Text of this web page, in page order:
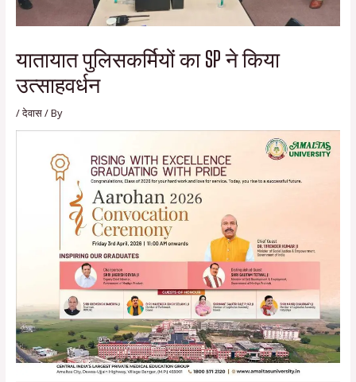
यातायात पुलिसकर्मियों का SP ने किया
उत्साहवर्धन
/देवास/ By